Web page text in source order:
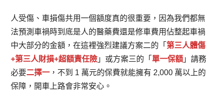
人受傷、車損傷共用一個額度真的很重要，因為我們都無
法預測車禍時到底是人的醫藥費還是修車費用佔整起車禍
中大部分的金額，在這裡強烈建議方案二的「第三人體傷
+第三人財損+超額責任險 」或方案三的「 單一保額 」請務
必要二擇一 ，不到 1 萬元的保費就能擁有 2,000 萬以上的
保障，開車上路會非常安心。